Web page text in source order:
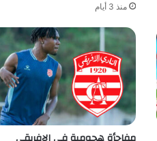
منذ 3 أيام